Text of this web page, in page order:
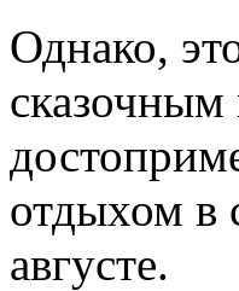
Однако,
сказочным
отдыхом в
августе.